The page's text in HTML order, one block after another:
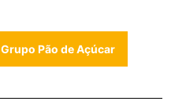
Grupo Pão de Açúcar